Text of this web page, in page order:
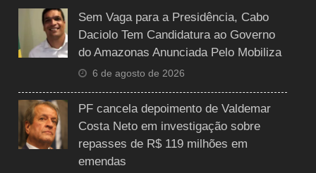
Sem Vaga para a Presidência, Cabo
Daciolo Tem Candidatura ao Governo
do Amazonas Anunciada Pelo Mobiliza
6 de agosto de 2026
PF cancela depoimento de Valdemar
Costa Neto em investigação sobre
repasses de R$ 119 milhões em
emendas